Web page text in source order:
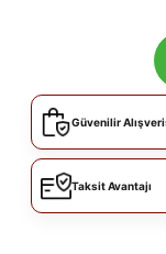
Güvenilir
Taksit Avantajı